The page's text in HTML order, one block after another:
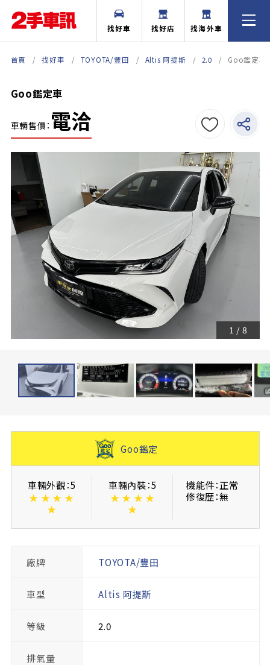
找好車 找好店 找海外車
首頁 找好車 TOYOTA/豐田 Altis 阿提斯 2.0 Goo鑑定車
Goo鑑定車
車輛售價： 電洽
1 / 8
Goo鑑定
車輛外觀：5
★ ★ ★ ★
★
車輛內裝：5
★ ★ ★ ★
★
機能件：正常
修復歴：無
廠牌 TOYOTA/豐田
車型 Altis 阿提斯
等級 2.0
排氣量